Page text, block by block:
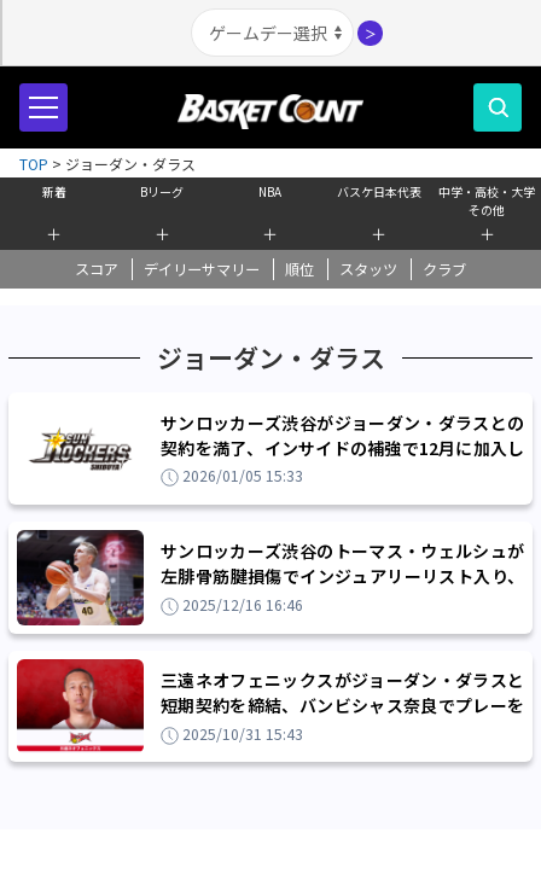
＞
新着
＋
Bリーグ
＋
NBA
＋
バスケ日本代表
＋
中学・高校・大学
その他
＋
スコア デイリーサマリー 順位 スタッツ クラブ
TOP > ジョーダン・ダラス
ジョーダン・ダラス
サンロッカーズ渋谷がジョーダン・ダラスとの
契約を満了、インサイドの補強で12月に加入し
た208cmのビッグマン
2026/01/05 15:33
サンロッカーズ渋谷のトーマス・ウェルシュが
左腓骨筋腱損傷でインジュアリーリスト入り、
ジョーダン・ダラスが短期契約で加入へ
2025/12/16 16:46
三遠ネオフェニックスがジョーダン・ダラスと
短期契約を締結、バンビシャス奈良でプレーを
したビッグマン
2025/10/31 15:43